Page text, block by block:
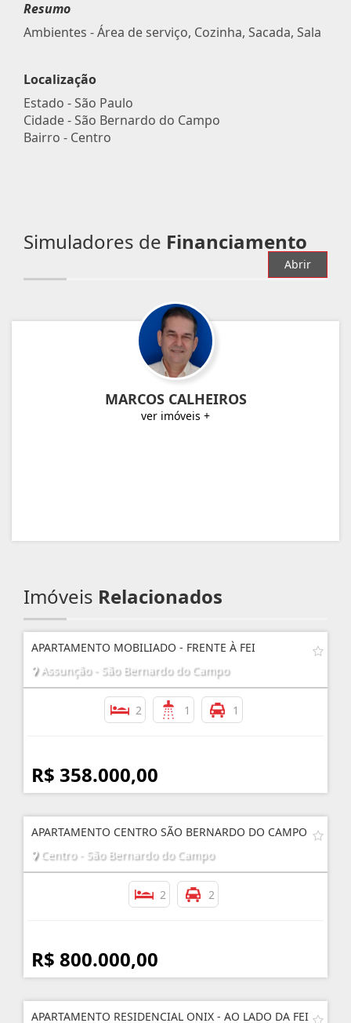
Resumo
Ambientes - Área de serviço, Cozinha, Sacada, Sala
Localização
Estado -São Paulo
Cidade -São Bernardo do Campo
Bairro - Centro
Simuladores de Financiamento
Abrir
MARCOS CALHEIROS
ver imóveis +
Imóveis Relacionados
APARTAMENTO MOBILIADO - FRENTE À FEI
Assunção - São Bernardo do Campo
2 1 1
R$ 358.000,00
APARTAMENTO CENTRO SÃO BERNARDO DO CAMPO
Centro - São Bernardo do Campo
2 2
R$ 800.000,00
APARTAMENTO RESIDENCIAL ONIX - AO LADO DA FEI